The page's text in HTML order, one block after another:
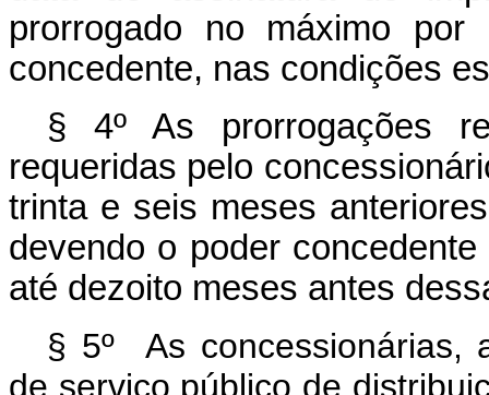
prorrogado no máximo
concedente, nas condições
§ 4º As prorrogações
requeridas pelo
trinta e seis meses
devendo o poder
até dezoito meses antes
§ 5º As concessionárias,
de serviço público de